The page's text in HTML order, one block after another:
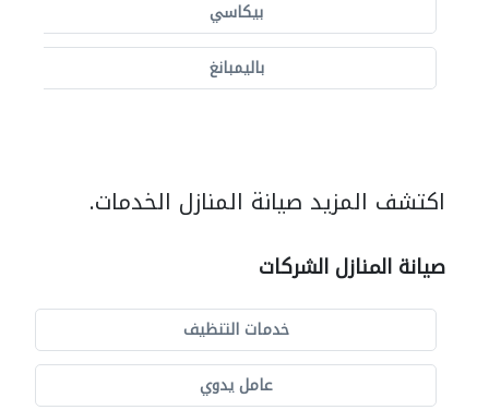
بيكاسي
باليمبانغ
اكتشف المزيد صيانة المنازل الخدمات.
صيانة المنازل الشركات
خدمات التنظيف
عامل يدوي